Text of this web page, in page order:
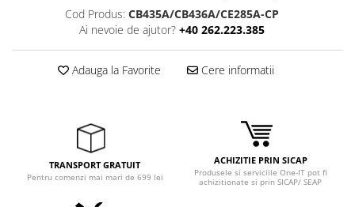
Gaming PC & Console
Desk Gaming
Microfoane & Casti Gaming
Tastaturi Gaming
Card Reader
Cod Produs: CB435A/CB436A/CE285A-CP
Ai nevoie de ajutor? +40 262.223.385
Adauga la Favorite Cere informatii
TRANSPORT GRATUIT
Pentru comenzi mai mari de 699 lei
ACHIZITIE PRIN SICAP
Produsele si serviciile One-IT pot fi
achizitionate si prin SICAP/ SEAP